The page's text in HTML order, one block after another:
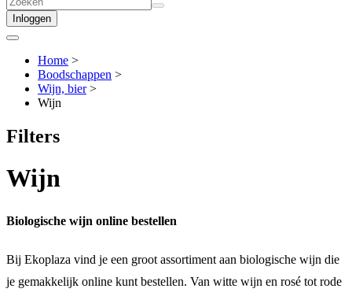
Inloggen
Home >
Boodschappen >
Wijn, bier>
Wijn
Filters
Wijn
Biologische wijn online bestellen
Bij Ekoplaza vind je een groot assortiment aan biologische wijn die
je gemakkelijk online kunt bestellen. Van witte wijn en rosé tot rode